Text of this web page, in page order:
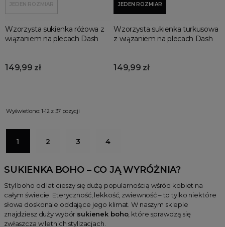
JEDEN ROZMIAR
Wzorzysta sukienka różowa z
wiązaniem na plecach Dash
149,99 zł
JEDEN ROZMIAR
Wzorzysta sukienka turkusowa
z wiązaniem na plecach Dash
149,99 zł
Wyświetlono: 1-12 z 37 pozycji
1 2 3 4
SUKIENKA BOHO – CO JĄ WYRÓŻNIA?
Styl boho od lat cieszy się dużą popularnością wśród kobiet na
całym świecie. Eteryczność, lekkość, zwiewność – to tylko niektóre
słowa doskonale oddające jego klimat. W naszym sklepie
znajdziesz duży wybór sukienek boho, które sprawdzą się
zwłaszcza w letnich stylizacjach.